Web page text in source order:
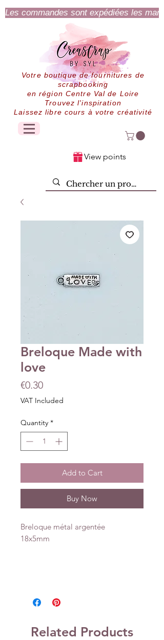
Les commandes sont expédiées les
Votre boutique de fournitures de
scrapbooking
en région Centre Val de Loire
Trouvez l'inspiration
Laissez libre cours à votre créativité
View points
Breloque Made with
love
€0.30Price
VAT Included
Quantity *
Add to Cart
Buy Now
Breloque métal argentée
18x5mm
Related Products